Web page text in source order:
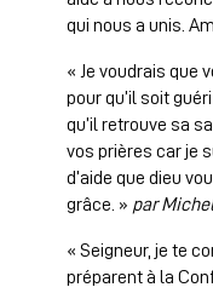
qui nous a unis.
« Je voudrais que
pour qu’il soit
qu’il retrouve sa
vos prières car je
d’aide que dieu
grâce. » par Michel
« Seigneur, je te
préparent à la